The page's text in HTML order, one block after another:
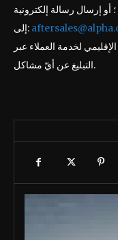
+216 71 100 600 ؛ أو إرسال رسالة إلكترونية
إلى:
التبليغ عن أيّ مشاكل.